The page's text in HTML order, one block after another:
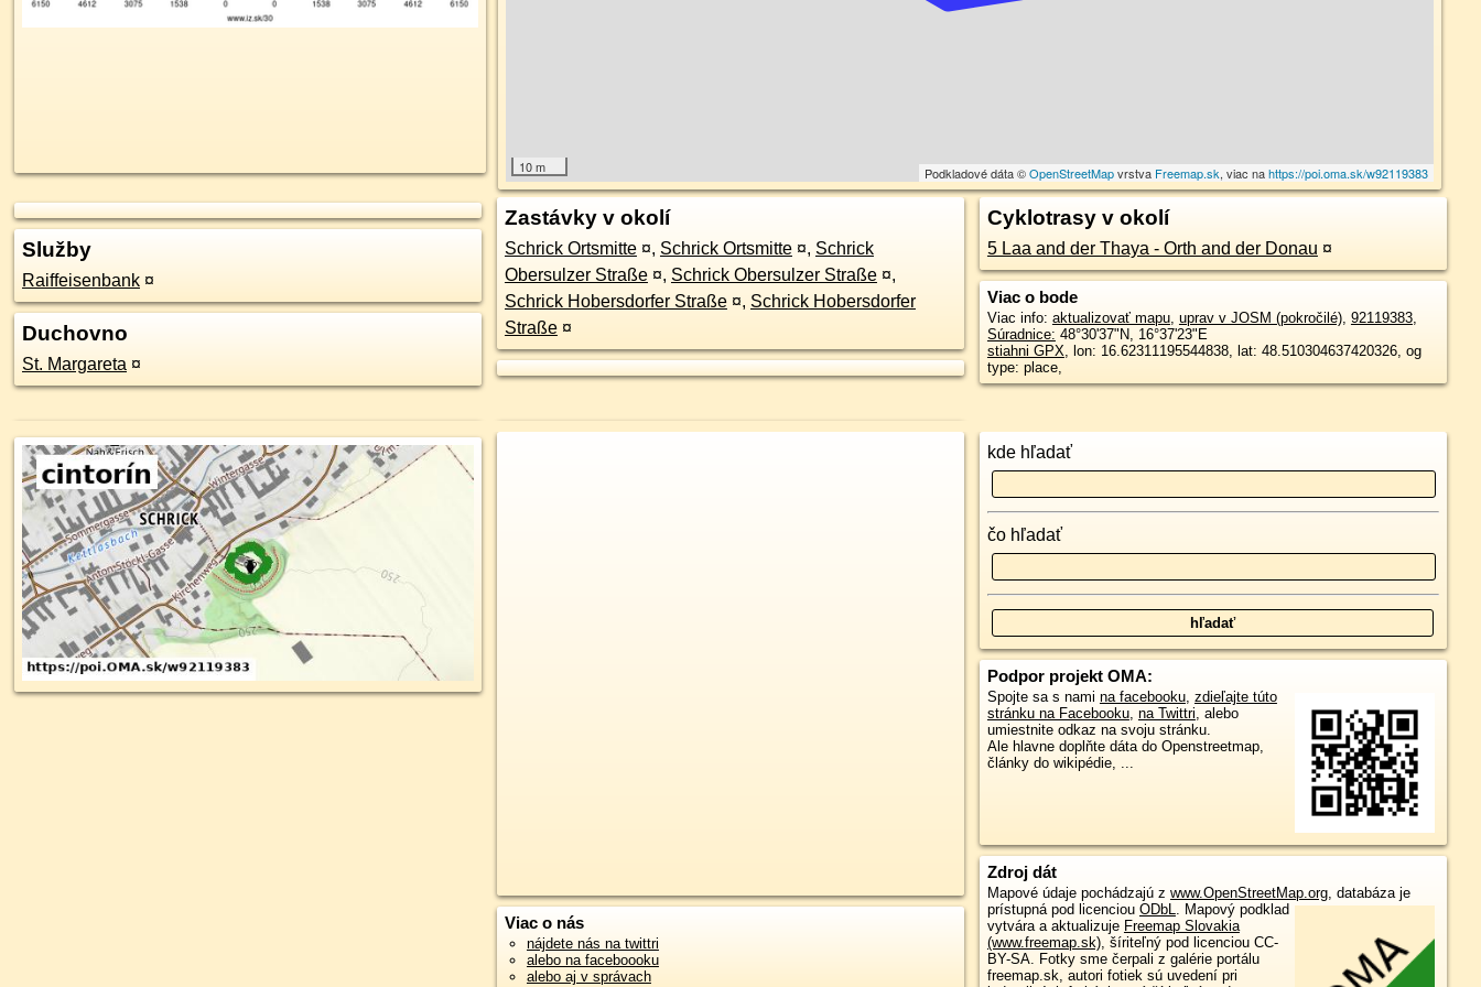
10 m Podkladové dáta ©OpenStreetMapvrstva Freemap.sk, viac nahttps://poi.oma.sk/w92119383
Služby
Raiffeisenbank ¤
Duchovno
St. Margareta ¤
Zastávky v okolí
Schrick Ortsmitte ¤, Schrick Ortsmitte ¤, Schrick
Obersulzer Straße ¤, Schrick Obersulzer Straße ¤,
Schrick Hobersdorfer Straße ¤, Schrick Hobersdorfer
Straße ¤
Cyklotrasy v okolí
5 Laa and der Thaya - Orth and der Donau ¤
Viac o bode
Viac info: aktualizovať mapu, uprav v JOSM (pokročilé), 92119383,
Súradnice: 48°30'37"N, 16°37'23"E
stiahni GPX, lon: 16.62311195544838, lat: 48.510304637420326, og
type: place,
Viac o nás
nájdete nás na twittri
alebo na faceboooku
alebo aj v správach
kde hľadať
čo hľadať
Podpor projekt OMA:
Spojte sa s nami na facebooku, zdieľajte túto
stránku na Facebooku, na Twittri, alebo
umiestnite odkaz na svoju stránku.
Ale hlavne doplňte dáta do Openstreetmap,
články do wikipédie, ...
Zdroj dát
Mapové údaje pochádzajú z www.OpenStreetMap.org, databáza je
prístupná pod licenciou ODbL. Mapový podklad
vytvára a aktualizuje Freemap Slovakia
(www.freemap.sk), šíriteľný pod licenciou CC-
BY-SA. Fotky sme čerpali z galérie portálu
freemap.sk, autori fotiek sú uvedení pri